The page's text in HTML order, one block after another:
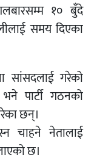
१० बुँदे
समय दिएका
सांसदलाई गरेको
पार्टी गठनको
छन्।
चाहने नेतालाई
छ।